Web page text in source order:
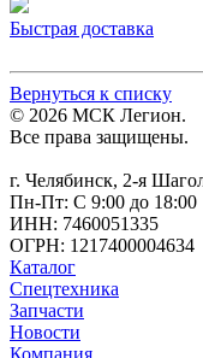
Быстрая доставка
Вернуться к списку
© 2026 МСК Легион.
Все права защищены.
г. Челябинск, 2-я
Пн-Пт: С 9:00 до 18:00
ИНН: 7460051335
ОГРН: 1217400004634
Каталог
Спецтехника
Запчасти
Новости
Компания